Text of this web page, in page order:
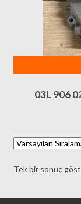
03L 906
Tek bir sonuç